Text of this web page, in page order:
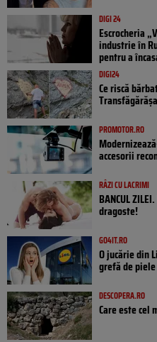
DIGI 24
Escrocheria
industrie în
pentru a
DIGI24
Ce riscă
PROMOTOR.RO
accesorii
RÂZI CU LACRIMI
BANCUL
dragoste!
GO4IT.RO
O jucărie din
grefă de piele
DESCOPERA.RO
Care este cel